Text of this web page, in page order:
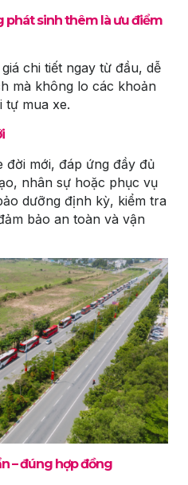
phát sinh thêm là ưu điểm
chi tiết ngay từ đầu, dễ
mà không lo các khoản
tự mua xe.
mới, đáp ứng đầy đủ
nhân sự hoặc phục vụ
dưỡng định kỳ, kiểm tra
bảo an toàn và vận
– đúng hợp đồng